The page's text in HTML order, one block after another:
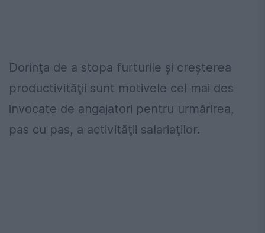
Dorinţa de a stopa furturile şi creşterea
productivităţii sunt motivele cel mai des
invocate de angajatori pentru urmărirea,
pas cu pas, a activităţii salariaţilor.